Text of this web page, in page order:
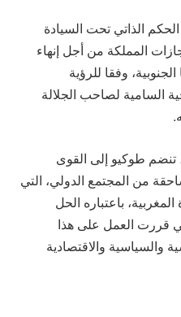
الذاتي تحت السيادة
المملكة من أجل إنهاء
وفقا للرؤية
السامية لصاحب الجلالة
تنضم طوكيو إلى القوى
من المجتمع الدولي، التي
باعتباره الحل
قررت العمل على هذا
والسياسية والاقتصادية